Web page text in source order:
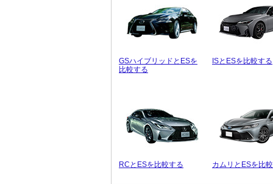
GSハイブリッドとESを
比較する
ISとESを比較する
RCとESを比較する カムリとESを比